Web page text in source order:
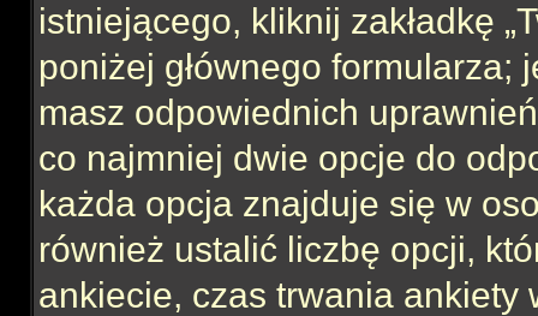
istniejącego, kliknij zakładkę
poniżej głównego formularza;
masz odpowiednich
co najmniej dwie opcje do
każda opcja znajduje się w
również ustalić liczbę opcji,
ankiecie, czas trwania ankiety